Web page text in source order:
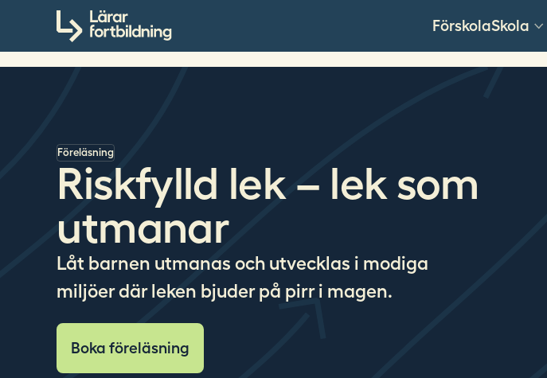
Till innehållet FörskolaSkola
p
Föreläsning
Riskfylld lek – lek som
utmanar
Låt barnen utmanas och utvecklas i modiga
miljöer där leken bjuder på pirr i magen.
Boka föreläsning